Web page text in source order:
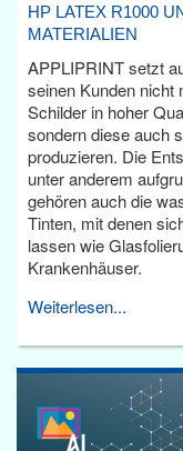
HP LATEX R1000
MATERIALIEN
APPLIPRINT setzt
seinen Kunden nicht
Schilder in hoher
sondern diese auch
produzieren. Die
unter anderem
gehören auch die
Tinten, mit denen
lassen wie
Krankenhäuser.
Weiterlesen...